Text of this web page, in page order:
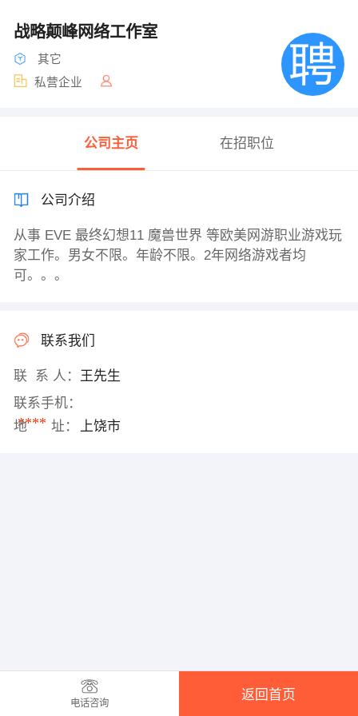
战略颠峰网络工作室
其它
私营企业
公司主页 在招职位
公司介绍
从事 EVE 最终幻想11 魔兽世界 等欧美网游职业游戏玩
家工作。男女不限。年龄不限。2年网络游戏者均
可。。。
联系我们
联 系 人： 王先生
联系手机：
****
地 址： 上饶市
电话咨询
返回首页